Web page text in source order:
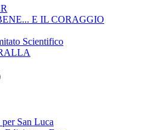
E IL CORAGGIO
Scientifico
San Luca